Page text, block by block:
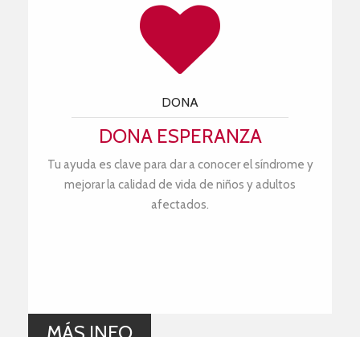
DONA
DONA ESPERANZA
Tu ayuda es clave para dar a conocer el síndrome y
mejorar la calidad de vida de niños y adultos
afectados.